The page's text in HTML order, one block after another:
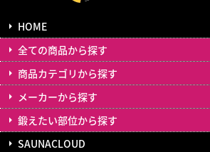
HOME
全ての商品から探す
商品カテゴリから探す
メーカーから探す
鍛えたい部位から探す
SAUNACLOUD